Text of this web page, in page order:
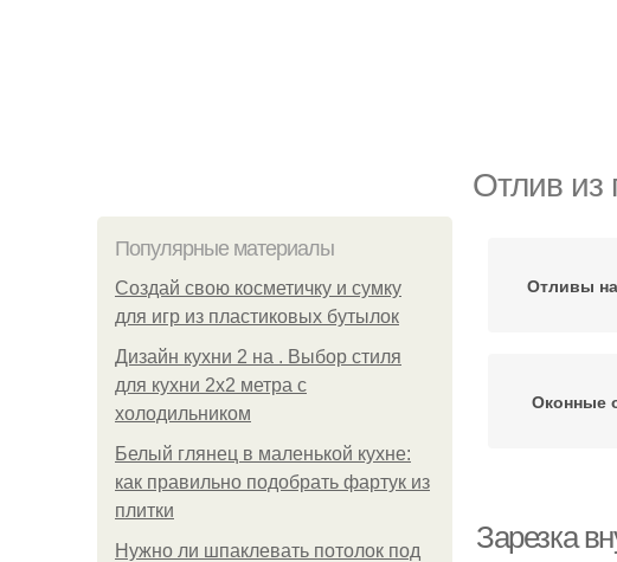
Отлив из
Популярные материалы
Создай свою косметичку и сумку
для игр из пластиковых бутылок
Дизайн кухни 2 на . Выбор стиля
для кухни 2х2 метра с
холодильником
Белый глянец в маленькой кухне:
как правильно подобрать фартук из
плитки
Нужно ли шпаклевать потолок под
Отливы
Оконные
Зарезка